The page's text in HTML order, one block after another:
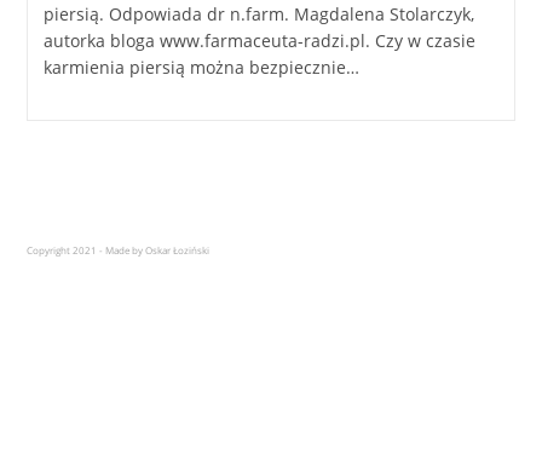
piersią. Odpowiada dr n.farm. Magdalena Stolarczyk,
autorka bloga www.farmaceuta-radzi.pl. Czy w czasie
karmienia piersią można bezpiecznie…
Copyright 2021 - Made by Oskar Łoziński